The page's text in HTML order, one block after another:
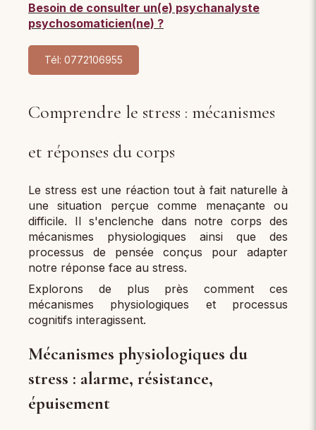
Besoin de consulter un(e) psychanalyste
psychosomaticien(ne) ?
Tél: 0772106955
Comprendre le stress : mécanismes
et réponses du corps
Le stress est une réaction tout à fait naturelle à
une situation perçue comme menaçante ou
difficile. Il s'enclenche dans notre corps des
mécanismes physiologiques ainsi que des
processus de pensée conçus pour adapter
notre réponse face au stress.
Explorons de plus près comment ces
mécanismes physiologiques et processus
cognitifs interagissent.
Mécanismes physiologiques du
stress : alarme, résistance,
épuisement